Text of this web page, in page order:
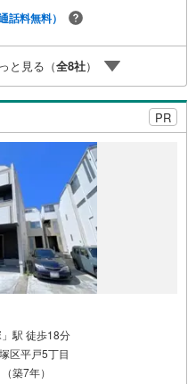
住宅購入者だけが加入できる無
育費】住宅を買った後から始ま
以上から必要になる【老後の費
タイミング】で不安な部分を明
--------------
通話料無料）
と見る（全8社）
PR
駅 徒歩18分
区平戸5丁目
築7年）